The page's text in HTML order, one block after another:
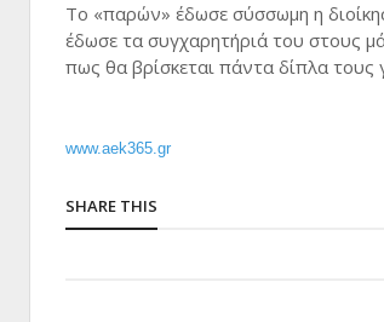
Το «παρών» έδωσε σύσσωμη η
έδωσε τα συγχαρητήριά του στους
πως θα βρίσκεται πάντα δίπλα
www.aek365.gr
SHARE THIS